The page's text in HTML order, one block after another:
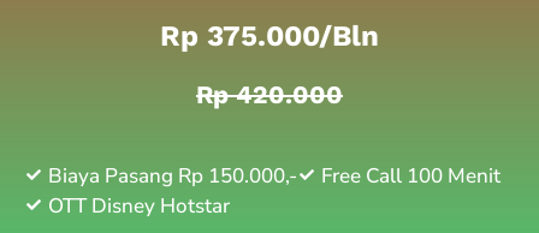
Rp 375.000/bln
Rp 420.000
Biaya Pasang Rp 150.000,-
Free Call 100 Menit
OTT Disney Hotstar